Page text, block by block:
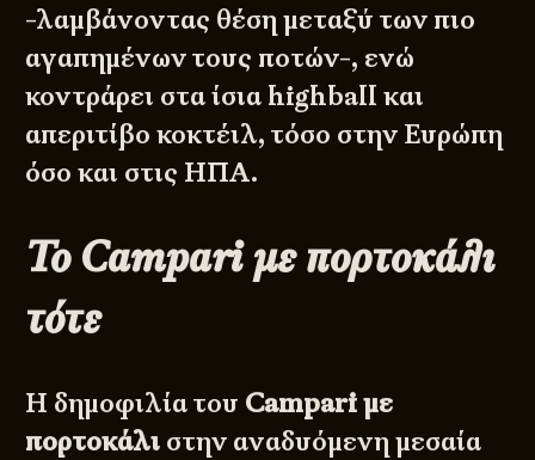
-λαμβάνοντας θέση μεταξύ των πιο
αγαπημένων τους ποτών-, ενώ
κοντράρει στα ίσια highball και
απεριτίβο κοκτέιλ, τόσο στην Ευρώπη
όσο και στις ΗΠΑ.
Το Campari με πορτοκάλι
τότε
Η δημοφιλία του Campari με
πορτοκάλι στην αναδυόμενη μεσαία